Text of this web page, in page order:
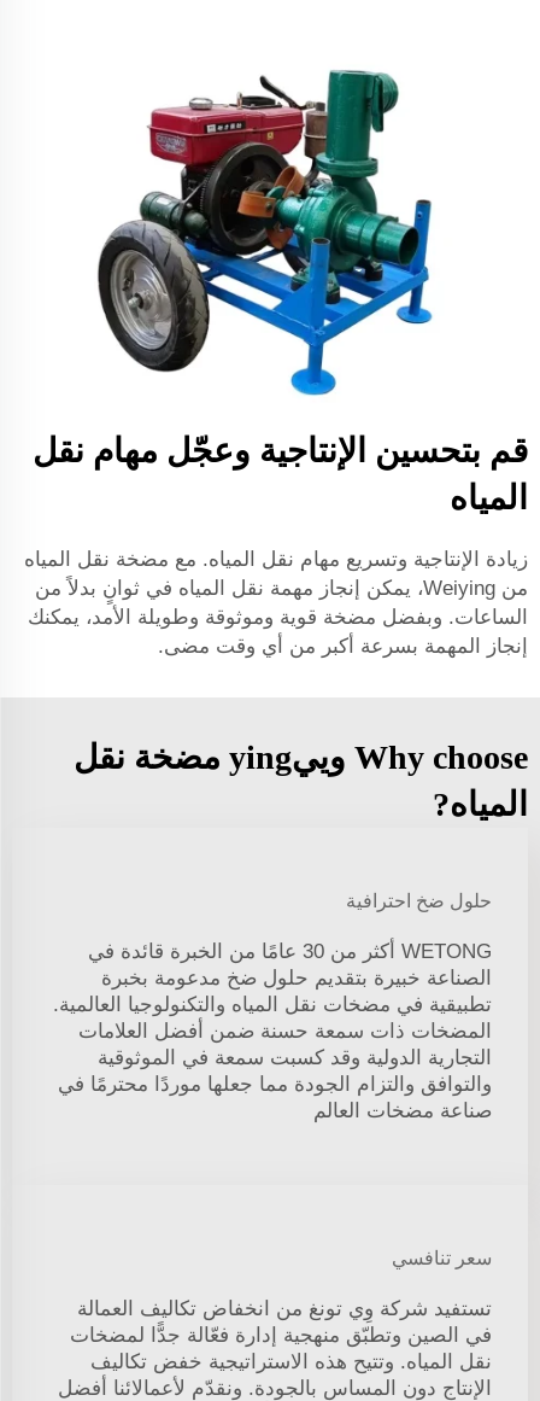
قم بتحسين الإنتاجية وعجّل مهام نقل
المياه
زيادة الإنتاجية وتسريع مهام نقل المياه. مع مضخة نقل المياه
من Weiying، يمكن إنجاز مهمة نقل المياه في ثوانٍ بدلاً من
الساعات. وبفضل مضخة قوية وموثوقة وطويلة الأمد، يمكنك
إنجاز المهمة بسرعة أكبر من أي وقت مضى.
Why choose وييying مضخة نقل
المياه?
حلول ضخ احترافية
WETONG أكثر من 30 عامًا من الخبرة قائدة في
الصناعة خبيرة بتقديم حلول ضخ مدعومة بخبرة
تطبيقية في مضخات نقل المياه والتكنولوجيا العالمية.
المضخات ذات سمعة حسنة ضمن أفضل العلامات
التجارية الدولية وقد كسبت سمعة في الموثوقية
والتوافق والتزام الجودة مما جعلها موردًا محترمًا في
صناعة مضخات العالم
سعر تنافسي
تستفيد شركة وِي تونغ من انخفاض تكاليف العمالة
في الصين وتطبّق منهجية إدارة فعّالة جدًّا لمضخات
نقل المياه. وتتيح هذه الاستراتيجية خفض تكاليف
الإنتاج دون المساس بالجودة. ونقدّم لأعمالائنا أفضل